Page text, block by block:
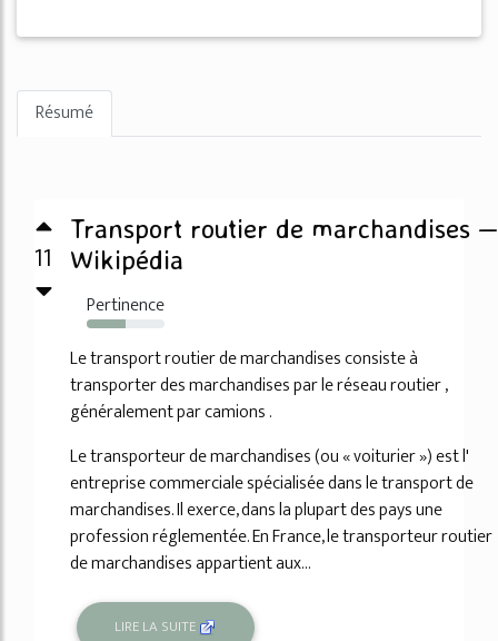
Résumé
11
Transport routier de marchandises —
Wikipédia
Pertinence
50%
Le transport routier de marchandises consiste à
transporter des marchandises par le réseau routier ,
généralement par camions .
Le transporteur de marchandises (ou « voiturier ») est l'
entreprise commerciale spécialisée dans le transport de
marchandises. Il exerce, dans la plupart des pays une
profession réglementée. En France, le transporteur routier
de marchandises appartient aux...
LIRE LA SUITE